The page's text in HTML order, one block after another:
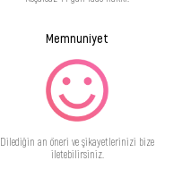
Memnuniyet
Dilediğin an öneri ve şikayetlerinizi bize
iletebilirsiniz.